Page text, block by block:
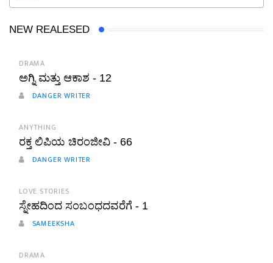
NEW REALESED
DRAMA
ಅಗ್ನಿ ಮತ್ತು ಆಕಾಶ - 12
DANGER WRITER
ANYTHING
ರಕ್ತ ಲಿಪಿಯ ಚಿರಂಜೀವಿ - 66
DANGER WRITER
LOVE STORIES
ಸ್ನೇಹದಿಂದ ಸಂಬಂಧದವರೆಗೆ - 1
SAMEEKSHA
DRAMA